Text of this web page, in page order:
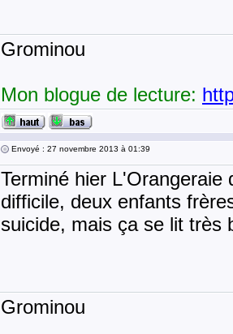
Grominou
Mon blogue de lecture:
Envoyé : 27 novembre 2013 à 01:39
Terminé hier L'Orangeraie
difficile, deux enfants
suicide, mais ça se lit très
Grominou